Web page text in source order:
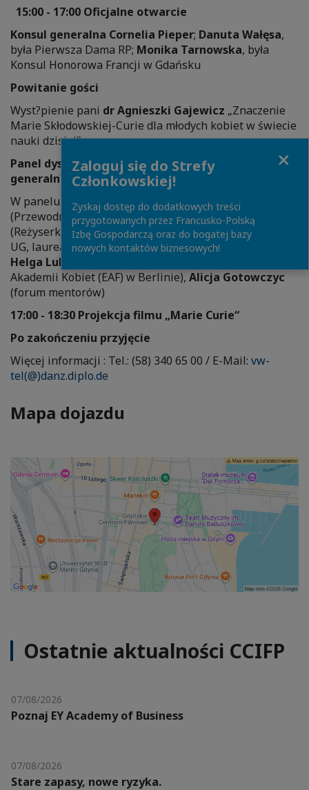
15:00 - 17:00 Oficjalne otwarcie
Konsul generalna Cornelia Pieper; Danuta Wałęsa,
była Pierwsza Dama RP; Monika Tarnowska, była
Konsul Honorowa Francji w Gdańsku
Powitanie gości
Wyst?pienie pani dr Agnieszki Gajewicz „Znaczenie
Marie Skłodowskiej-Curie dla młodych kobiet w świecie
nauki dzisiaj"
Panel dyskusyjny prowadzony przez pani? konsul
generaln? Cornelię Pieper
W panelu będ? uczestniczyć:dr Katarzyna Lubnauer
(Przewodnicz?ca Nowoczesnej), Marie Noëlle
(Reżyserka),dr Agnieszka Gajewicz(Wydział Chemii
UG, laureatka „L’Oréal-UNESCO Dla Kobiet i Nauki”),
Helga Lukoschat
Akademii Kobiet (EAF) w Berlinie), Alicja Gotowczyc
(forum mentorów)
17:00 - 18:30 Projekcja filmu „Marie Curie“
Po zakończeniu przyjęcie
Więcej informacji : Tel.: (58) 340 65 00 / E-Mail: vw-
tel(@)danz.diplo.de
Mapa dojazdu
Ostatnie aktualności CCIFP
07/08/2026
Poznaj EY Academy of Business
07/08/2026
Stare zapasy, nowe ryzyka.
Zaloguj się do Strefy
Członkowskiej!
Zyskaj dostęp do dodatkowych treści
przygotowanych przez Francusko-Polską
Izbę Gospodarczą oraz do bogatej bazy
nowych kontaktów biznesowych!